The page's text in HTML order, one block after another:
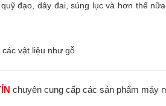
đạo, dây đai, súng lục và hơn thế
vật liệu như gỗ.
chuyên cung cấp các sản phẩm máy